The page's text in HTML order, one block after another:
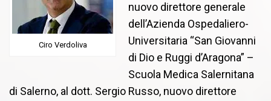
Ciro Verdoliva
nuovo direttore generale
dell’Azienda Ospedaliero-
Universitaria “San Giovanni
di Dio e Ruggi d’Aragona” –
Scuola Medica Salernitana
di Salerno, al dott. Sergio Russo, nuovo direttore